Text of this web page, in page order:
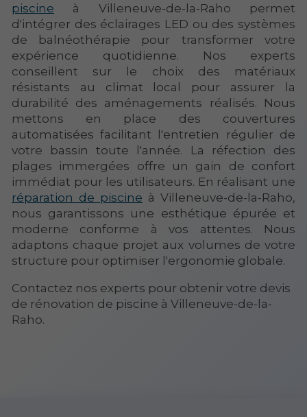
piscine à Villeneuve-de-la-Raho permet
d'intégrer des éclairages LED ou des systèmes
de balnéothérapie pour transformer votre
expérience quotidienne. Nos experts
conseillent sur le choix des matériaux
résistants au climat local pour assurer la
durabilité des aménagements réalisés. Nous
mettons en place des couvertures
automatisées facilitant l'entretien régulier de
votre bassin toute l'année. La réfection des
plages immergées offre un gain de confort
immédiat pour les utilisateurs. En réalisant une
réparation de piscine à Villeneuve-de-la-Raho,
nous garantissons une esthétique épurée et
moderne conforme à vos attentes. Nous
adaptons chaque projet aux volumes de votre
structure pour optimiser l'ergonomie globale.
Contactez nos experts pour obtenir votre devis
de rénovation de piscine à Villeneuve-de-la-
Raho.